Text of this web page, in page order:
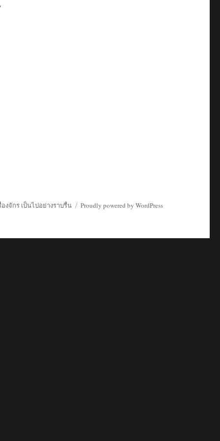
งจักร เป็นไปอย่างราบรื่น Proudly powered by WordPress